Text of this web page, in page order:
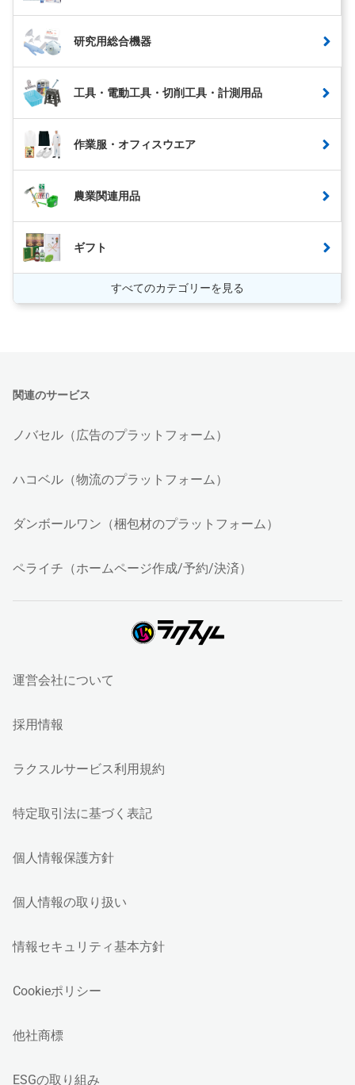
研究用総合機器
工具・電動工具・切削工具・計測用品
作業服・オフィスウエア
農業関連用品
ギフト
すべてのカテゴリーを見る
関連のサービス
ノバセル（広告のプラットフォーム）
ハコベル（物流のプラットフォーム）
ダンボールワン（梱包材のプラットフォーム）
ペライチ（ホームページ作成/予約/決済）
運営会社について
採用情報
ラクスルサービス利用規約
特定取引法に基づく表記
個人情報保護方針
個人情報の取り扱い
情報セキュリティ基本方針
Cookieポリシー
他社商標
ESGの取り組み